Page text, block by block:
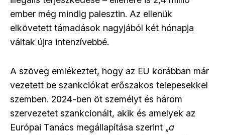
ember még mindig palesztin. Az ellenük
elkövetett támadások nagyjából két hónapja
váltak újra intenzívebbé.
A szöveg emlékeztet, hogy az EU korábban már
vezetett be szankciókat erőszakos telepesekkel
szemben. 2024-ben öt személyt és három
szervezetet szankcionált, akik és amelyek az
Európai Tanács megállapítása szerint „a